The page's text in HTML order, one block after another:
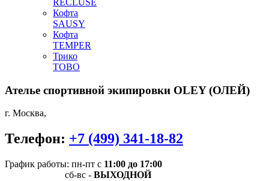
RECLUSE
Кофта
SAUSY
Кофта
TEMPER
Трико
TOBO
Ателье спортивной экипировки OLEY (ОЛЕЙ)
г. Москва,
Телефон: +7 (499) 341-18-82
График работы: пн-пт с 11:00 до 17:00
сб-вс - ВЫХОДНОЙ